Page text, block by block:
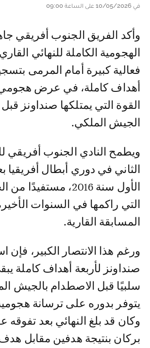
في 10/05/2026 على الساعة 09:00
وأكد الفريق الجنوب أفريقي جاهزيته
الهجومية الكاملة للنهائي
فعالية كبيرة أمام المرمى
أهداف كاملة، في عرض
القوة التي يمتلكها صنداونز
الجيش الملكي.
ويطمح النادي الجنوب أفريقي
الثاني في دوري أبطال أفريقيا
الأول سنة 2016،
التي راكمها في السنوات
المسابقة القارية.
ورغم هذا الانتصار الكبير، فإن
صنداونز لأربعة أهداف كاملة
سلبيًا قبل الاصطدام بالجيش
يتوفر بدوره على ترسانة
وكان قد بلغ النهائي بعد
بركان بنتيجة هدفين مقابل